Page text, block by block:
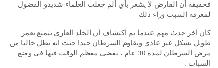
فحقيقة أن القارض لا يشعر بأي ألم جعلت العلماء شديدو الفضول
لمعرفه السبب وراء ذلك
كان آخر حدث مهم عندما تم اكتشاف أن الخلد العاري يتمتع بعمر
طويل بشكل غير عادي ويقاوم السرطان جيدا حيث انه يظل خاليا من
مرض السرطان لمدة 30 عام ، يقضي معظم الوقت فيها في وضع
السبات .